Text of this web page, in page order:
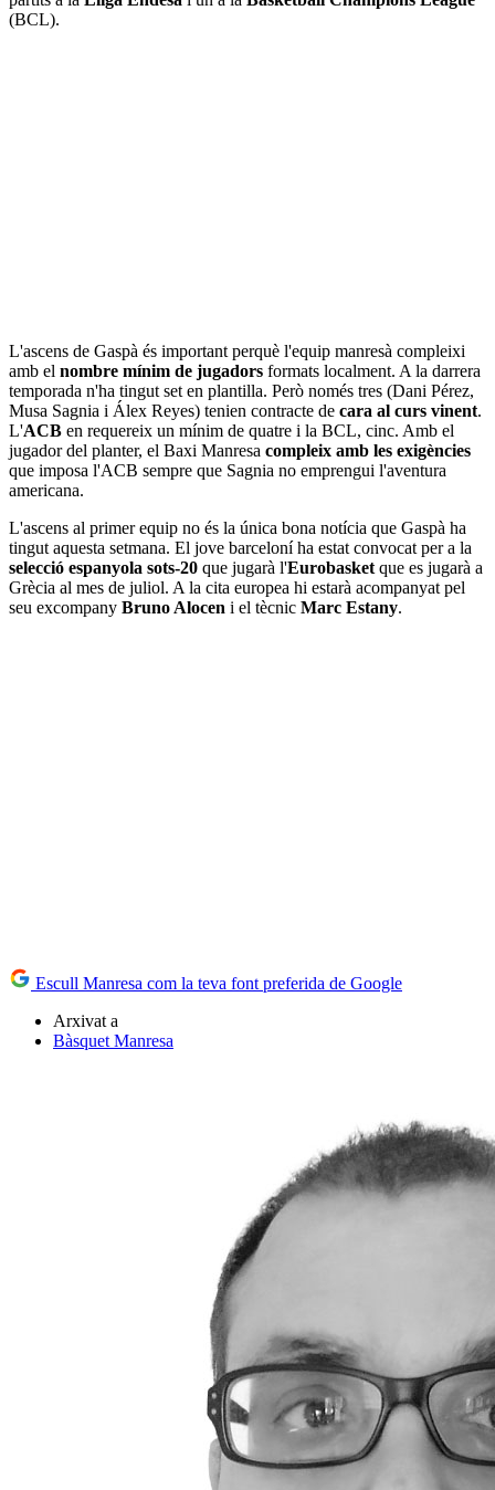
(BCL).
L'ascens de Gaspà és important perquè l'equip manresà compleixi
amb el nombre mínim de jugadors formats localment. A la darrera
temporada n'ha tingut set en plantilla. Però només tres (Dani Pérez,
Musa Sagnia i Álex Reyes) tenien contracte de cara al curs vinent.
L'ACB en requereix un mínim de quatre i la BCL, cinc. Amb el
jugador del planter, el Baxi Manresa compleix amb les exigències
que imposa l'ACB sempre que Sagnia no emprengui l'aventura
americana.
L'ascens al primer equip no és la única bona notícia que Gaspà ha
tingut aquesta setmana. El jove barceloní ha estat convocat per a la
selecció espanyola sots-20 que jugarà l'Eurobasket que es jugarà a
Grècia al mes de juliol. A la cita europea hi estarà acompanyat pel
seu excompany Bruno Alocen i el tècnic Marc Estany.
Escull Manresa com la teva font preferida de Google
Arxivat a
Bàsquet Manresa